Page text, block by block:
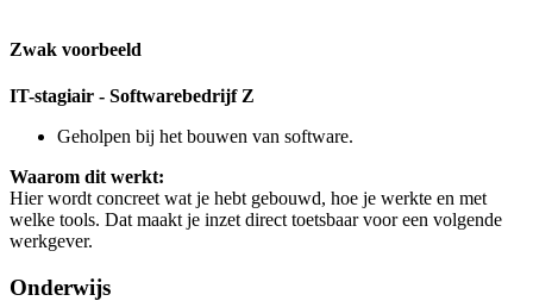
Zwak voorbeeld
IT-stagiair - Softwarebedrijf Z
Geholpen bij het bouwen van software.
Waarom dit werkt:
Hier wordt concreet wat je hebt gebouwd, hoe je werkte en met
welke tools. Dat maakt je inzet direct toetsbaar voor een volgende
werkgever.
Onderwijs